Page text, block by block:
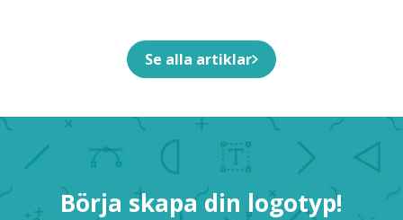
Se alla artiklar
Börja skapa din logotyp!